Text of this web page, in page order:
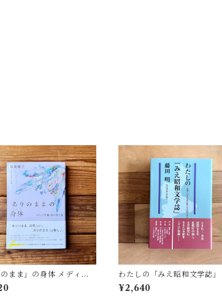
のまま」の身体 メディア
の見た目 | 藤嶋 陽子(著)
わたしの「みえ昭和文学誌」
田 明
¥2,640